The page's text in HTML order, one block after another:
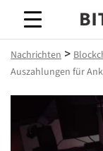
Nachrichten >
Auszahlungen für